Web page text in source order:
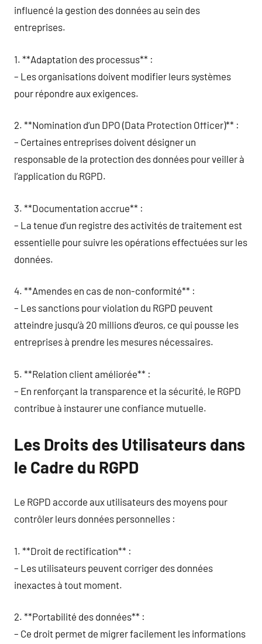
influencé la gestion des données au sein des
entreprises.
1. **Adaptation des processus** :
– Les organisations doivent modifier leurs systèmes
pour répondre aux exigences.
2. **Nomination d’un DPO (Data Protection Officer)** :
– Certaines entreprises doivent désigner un
responsable de la protection des données pour veiller à
l’application du RGPD.
3. **Documentation accrue** :
– La tenue d’un registre des activités de traitement est
essentielle pour suivre les opérations effectuées sur les
données.
4. **Amendes en cas de non-conformité** :
– Les sanctions pour violation du RGPD peuvent
atteindre jusqu’à 20 millions d’euros, ce qui pousse les
entreprises à prendre les mesures nécessaires.
5. **Relation client améliorée** :
– En renforçant la transparence et la sécurité, le RGPD
contribue à instaurer une confiance mutuelle.
Les Droits des Utilisateurs dans
le Cadre du RGPD
Le RGPD accorde aux utilisateurs des moyens pour
contrôler leurs données personnelles :
1. **Droit de rectification** :
– Les utilisateurs peuvent corriger des données
inexactes à tout moment.
2. **Portabilité des données** :
– Ce droit permet de migrer facilement les informations